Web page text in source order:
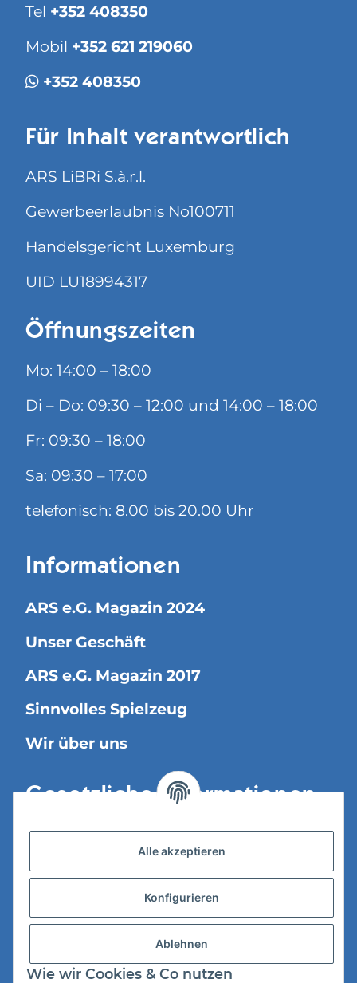
Tel +352 408350
Mobil +352 621 219060
+352 408350
Für Inhalt verantwortlich
ARS LiBRi S.à.r.l.
Gewerbeerlaubnis No100711
Handelsgericht Luxemburg
UID LU18994317
Öffnungszeiten
Mo: 14:00 – 18:00
Di – Do: 09:30 – 12:00 und 14:00 – 18:00
Fr: 09:30 – 18:00
Sa: 09:30 – 17:00
telefonisch: 8.00 bis 20.00 Uhr
Informationen
ARS e.G. Magazin 2024
Unser Geschäft
ARS e.G. Magazin 2017
Sinnvolles Spielzeug
Wir über uns
Gesetzliche Informationen
Versandinformationen
Datenschutz
Impressum
Alle akzeptieren
Konfigurieren
Ablehnen
Wie wir Cookies & Co nutzen